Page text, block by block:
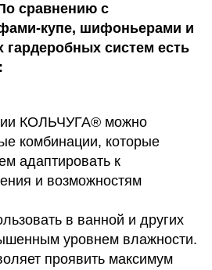
сравнению с
купе, шифоньерами и
систем есть
КОЛЬЧУГА® можно
комбинации, которые
адаптировать к
и возможностям
в ванной и других
уровнем влажности.
проявить максимум